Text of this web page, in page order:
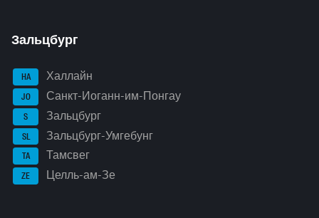
Зальцбург
HA Халлайн
JO Санкт-Иоганн-им-Понгау
S Зальцбург
SL Зальцбург-Умгебунг
TA Тамсвег
ZE Целль-ам-Зе